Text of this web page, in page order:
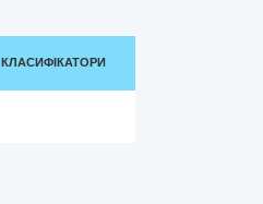
КЛАСИФІКАТОРИ